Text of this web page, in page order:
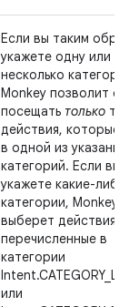
Если вы таким
укажете одну или
несколько
Monkey позволит
посещать только те
действия, которые
в одной из
категорий. Если вы
укажете какие-либо
категории, Monkey
выберет действия,
перечисленные в
категории
или